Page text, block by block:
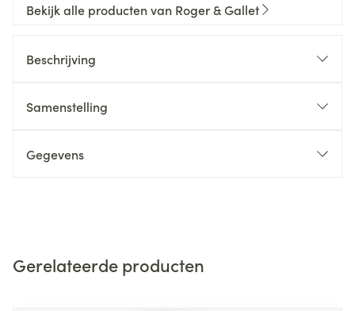
Bekijk alle producten van Roger & Gallet
Beschrijving
Samenstelling
Gegevens
Gerelateerde producten